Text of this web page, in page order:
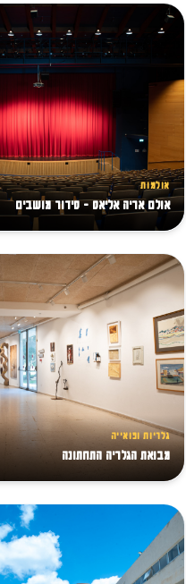
אולמות
אולם אריה אליאס - סידור מושבים
גלריות ופואייה
מבואת הגלריה התחתונה